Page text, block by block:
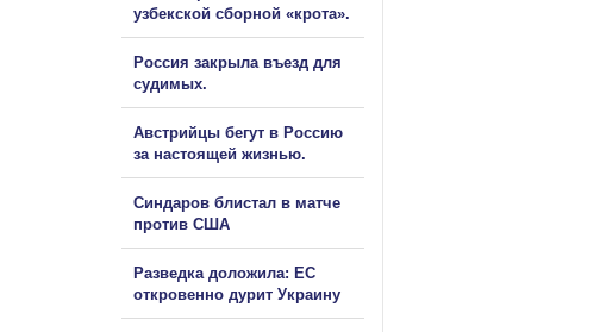
узбекской сборной «крота».
Россия закрыла въезд для
судимых.
Австрийцы бегут в Россию
за настоящей жизнью.
Синдаров блистал в матче
против США
Разведка доложила: ЕС
откровенно дурит Украину